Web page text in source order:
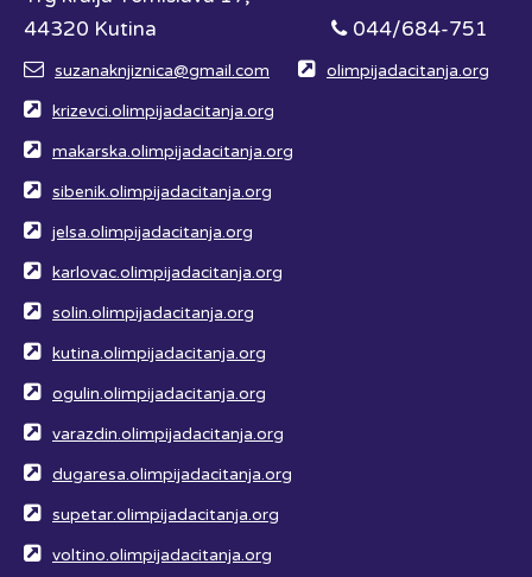
44320 Kutina
044/684-751
suzanaknjiznica@gmail.com olimpijadacitanja.org
krizevci.olimpijadacitanja.org
makarska.olimpijadacitanja.org
sibenik.olimpijadacitanja.org
jelsa.olimpijadacitanja.org
karlovac.olimpijadacitanja.org
solin.olimpijadacitanja.org
kutina.olimpijadacitanja.org
ogulin.olimpijadacitanja.org
varazdin.olimpijadacitanja.org
dugaresa.olimpijadacitanja.org
supetar.olimpijadacitanja.org
voltino.olimpijadacitanja.org